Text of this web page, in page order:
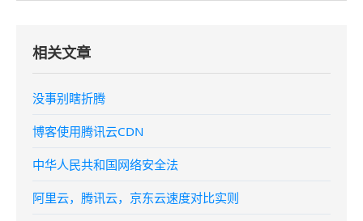
相关文章
没事别瞎折腾
博客使用腾讯云CDN
中华人民共和国网络安全法
阿里云，腾讯云，京东云速度对比实则